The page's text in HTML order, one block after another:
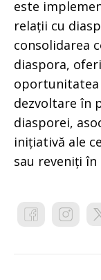
este
relații cu
consolidarea
diaspora,
oportunitatea
dezvoltare în
diasporei,
inițiativă ale
sau reveniți în